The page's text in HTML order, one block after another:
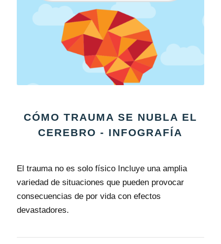
CÓMO TRAUMA SE NUBLA EL
CEREBRO - INFOGRAFÍA
El trauma no es solo físico Incluye una amplia
variedad de situaciones que pueden provocar
consecuencias de por vida con efectos
devastadores.